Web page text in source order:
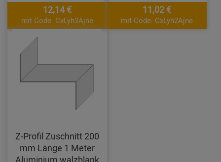
12,14 €
mit Code: CxLyh2Ajne
11,02 €
mit Code: CxLyh2Ajne
Z-Profil Zuschnitt 200
mm Länge 1 Meter
Aluminium walzblank